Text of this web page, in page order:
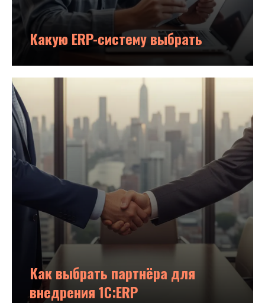
Какую ERP-систему выбрать
Как выбрать партнёра для
внедрения 1С:ERP